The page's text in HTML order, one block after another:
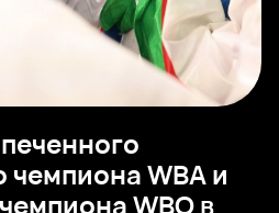
чемпиона WBA и
WBO в